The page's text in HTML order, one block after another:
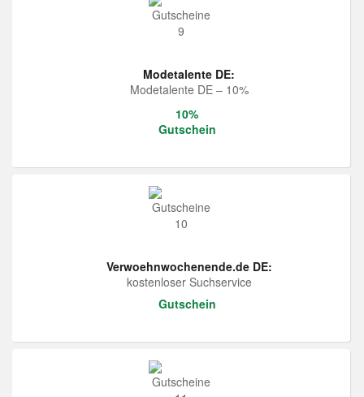
Modetalente DE:
Modetalente DE – 10%
10%
Gutschein
Verwoehnwochenende.de DE:
kostenloser Suchservice
Gutschein